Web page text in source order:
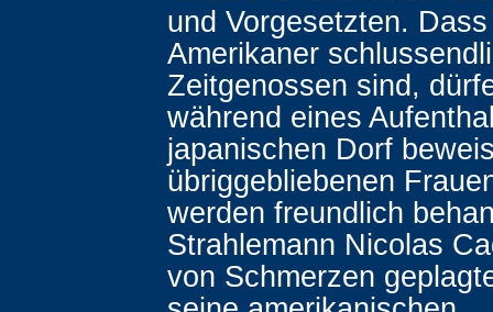
und Vorgesetzten.
Amerikaner
Zeitgenossen sind,
während eines
japanischen Dorf
übriggebliebenen
werden freundlich
Strahlemann Nicolas
von Schmerzen